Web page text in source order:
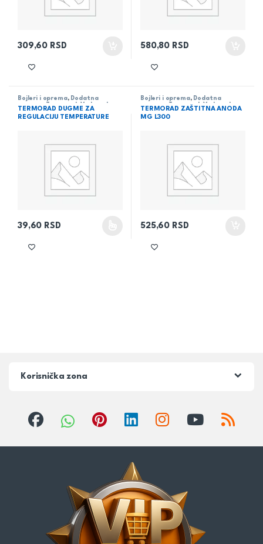
309,60 RSD 580,80 RSD
Bojleri i oprema, Dodatna
oprema ,Termorad,Vodovod
TERMORAD DUGME ZA
REGULACIJU TEMPERATURE
39,60 RSD
Ovaj proizvod ima više varijanti. Opcije mogu biti izabrane na
Bojleri i oprema, Dodatna
oprema ,Termorad,Vodovod
TERMORAD ZAŠTITNA ANODA
MG L300
525,60 RSD
Korisnička zona